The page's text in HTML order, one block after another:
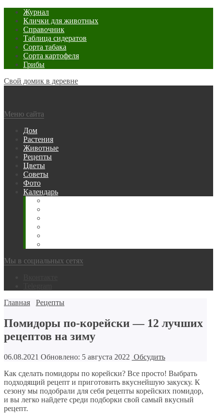
Журнал
Клички для животных
Справочник
Таблица сидератов
Сорта табака
Сорта картофеля
Грибы
Свой домик в деревне
Меню сайта
Дом
Растения
Животные
Рецепты
Цветы
Советы
Фото
Календарь
Мы в социальных сетях
Главная
Рецепты
Помидоры по-корейски — 12 лучших
рецептов на зиму
06.08.2021 Обновлено: 5 августа 2022 Обсудить
Как сделать помидоры по корейски? Все просто! Выбрать
подходящий рецепт и приготовить вкуснейшую закуску. К
сезону мы подобрали для себя рецепты корейских помидор,
и вы легко найдете среди подборки свой самый вкусный
рецепт.